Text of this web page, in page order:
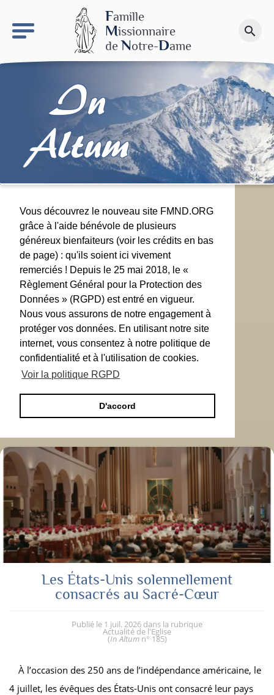
Famille
Missionnaire
de Notre-Dame
search
Faire un don
In
Altum
Vous découvrez le nouveau site FMND.ORG
grâce à l'aide bénévole de plusieurs
généreux bienfaiteurs (voir les crédits en bas
de page) : qu'ils soient ici vivement
remerciés ! Depuis le 25 mai 2018, le «
Règlement Général pour la Protection des
Données » (RGPD) est entré en vigueur.
Nous vous assurons de notre engagement à
protéger vos données. En utilisant notre site
internet, vous consentez à notre politique de
confidentialité et à l'utilisation de cookies.
Voir la politique RGPD
D'accord
Les États-Unis solennellement
consacrés au Sacré-Cœur
Publié le 1 juil. 2026 dans la rubrique
Actualité de l'Eglise
(In Altumn° 185)
À l’occasion des 250 ans de l’indépendance américaine, le
4 juillet, les évêques des États-Unis ont consacré leur pays